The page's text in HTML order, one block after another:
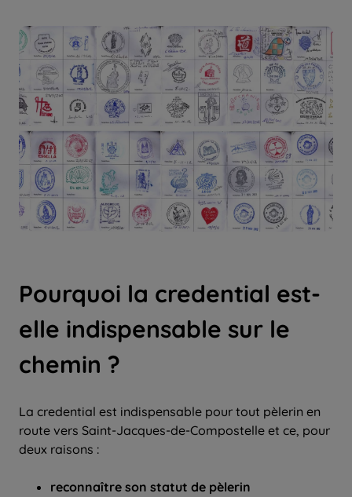
Pourquoi la credential est-
elle indispensable sur le
chemin ?
La credential est indispensable pour tout pèlerin en
route vers Saint-Jacques-de-Compostelle et ce, pour
deux raisons :
reconnaître son statut de pèlerin